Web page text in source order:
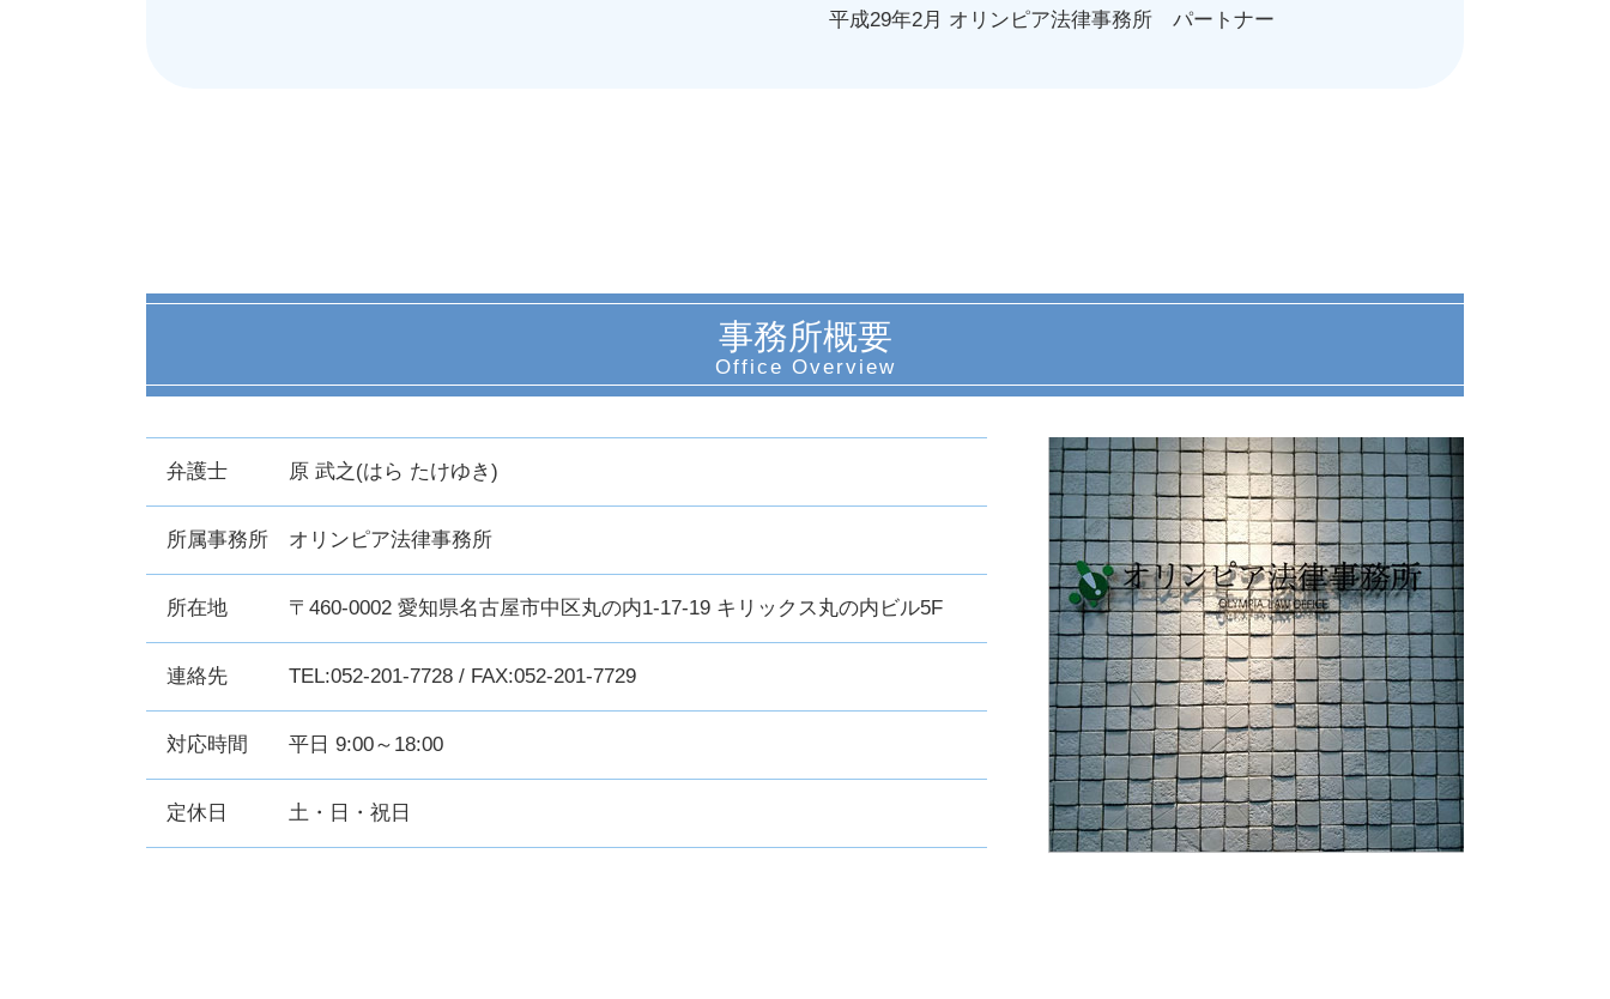
平成29年2月 オリンピア法律事務所 パートナー
事務所概要
弁護士 原 武之(はら たけゆき)
所属事務所 オリンピア法律事務所
所在地 〒460-0002 愛知県名古屋市中区丸の内1-17-19 キリックス丸の内ビル5F
連絡先 TEL:052-201-7728 / FAX:052-201-7729
対応時間 平日 9:00～18:00
定休日 土・日・祝日